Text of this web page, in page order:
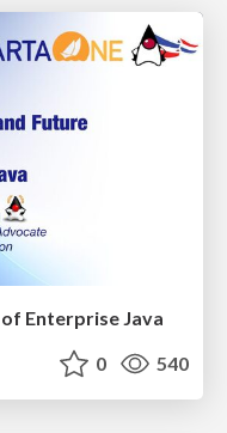
Enterprise Java
0 540